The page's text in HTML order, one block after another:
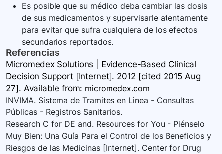
Es posible que su médico deba cambiar las dosis
de sus medicamentos y supervisarle atentamente
para evitar que sufra cualquiera de los efectos
secundarios reportados.
Referencias
Micromedex Solutions | Evidence-Based Clinical
Decision Support [Internet]. 2012 [cited 2015 Aug
27]. Available from: micromedex.com
INVIMA. Sistema de Tramites en Linea - Consultas
Públicas - Registros Sanitarios.
Research C for DE and. Resources for You - Piénselo
Muy Bien: Una Guía Para el Control de los Beneficios y
Riesgos de las Medicinas [Internet]. Center for Drug